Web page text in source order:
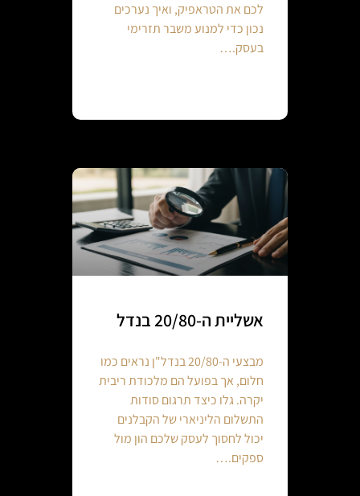
לכם את הטראפיק, ואיך נערכים
נכון כדי למנוע משבר תזרימי
בעסק.…
אשליית ה-20/80 בנדל
מבצעי ה-20/80 בנדל"ן נראים כמו
חלום, אך בפועל הם מלכודת ריבית
יקרה. גלו כיצד תרגום סודות
התשלום הליניארי של הקבלנים
יכול לחסוך לעסק שלכם הון מול
ספקים.…